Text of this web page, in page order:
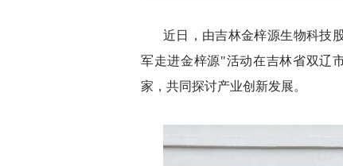
近日，由吉林金梓源生物科技
军走进金梓源"活动在吉林省双辽
家，共同探讨产业创新发展。